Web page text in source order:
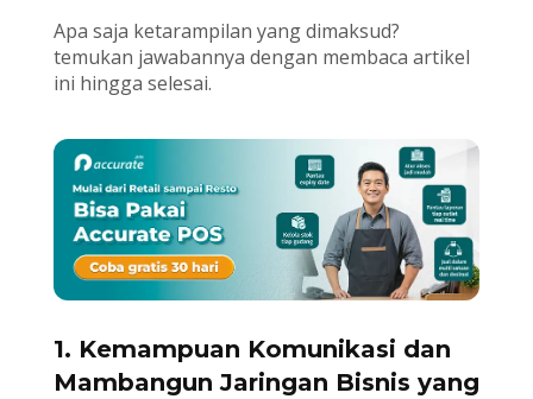
Apa saja ketarampilan yang dimaksud?
temukan jawabannya dengan membaca artikel
ini hingga selesai.
1. Kemampuan Komunikasi dan
Mambangun Jaringan Bisnis yang